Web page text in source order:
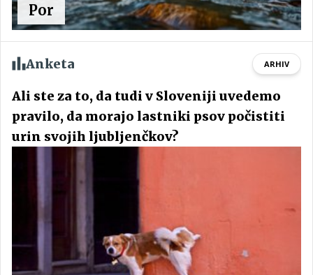
Por
Anketa ARHIV
Ali ste za to, da tudi v Sloveniji uvedemo
pravilo, da morajo lastniki psov počistiti
urin svojih ljubljenčkov?